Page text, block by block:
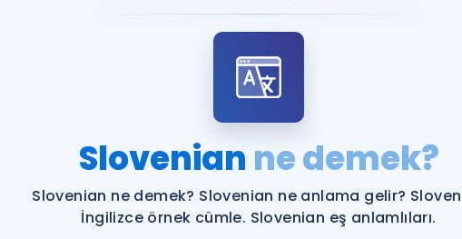
YDS ve YÖKDİL
YDS ve YÖKDİL'e
Slovenian ne demek?
Slovenian ne demek? Slovenian ne anlama gelir?
İngilizce örnek cümle. Slovenian eş anlamlıları.